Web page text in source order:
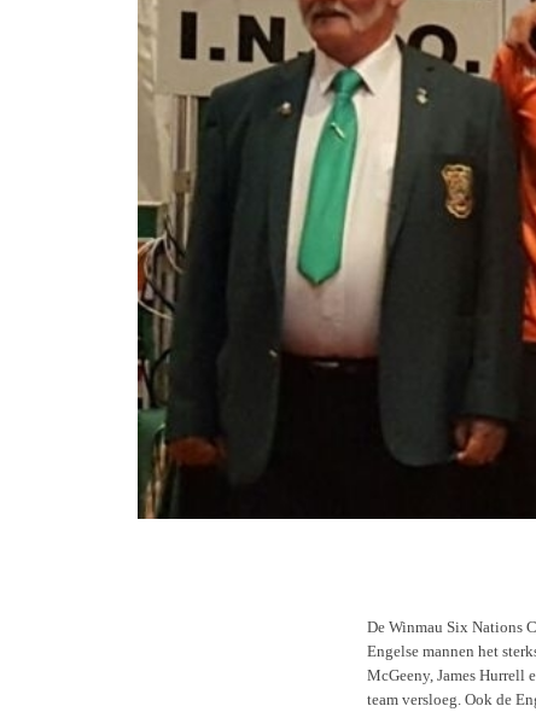
De Winmau Six Nations
Engelse mannen het
McGeeny, James Hurrell
team versloeg. Ook de